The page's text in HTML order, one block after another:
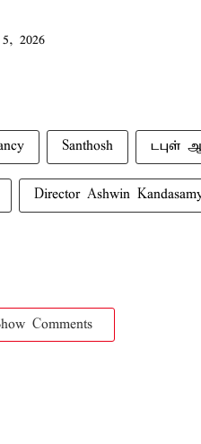
2026
Santhosh டபுள்
Director Ashwin
Comments